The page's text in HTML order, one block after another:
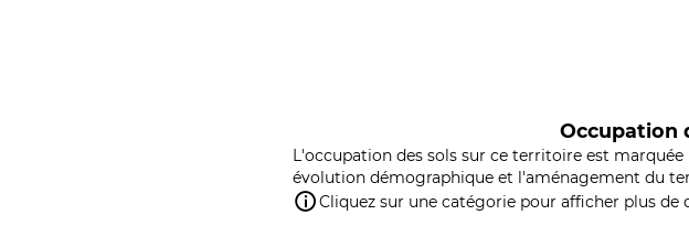
Occupation
L'occupation des sols sur ce territoire est
évolution démographique et l'aménagement du
Cliquez sur une catégorie pour afficher plus de